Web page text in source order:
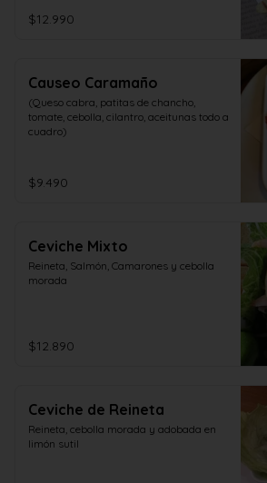
$12.990
Causeo Caramaño
(Queso cabra, patitas de chancho,
tomate, cebolla, cilantro, aceitunas todo a
cuadro)
$9.490
Ceviche Mixto
Reineta, Salmón, Camarones y cebolla
morada
$12.890
Ceviche de Reineta
Reineta, cebolla morada y adobada en
limón sutil